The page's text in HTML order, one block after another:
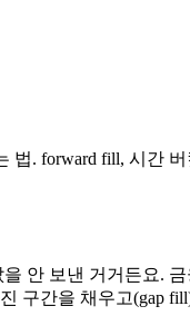
. forward fill, 시간
안 보낸 거거든요.
구간을 채우고(gap